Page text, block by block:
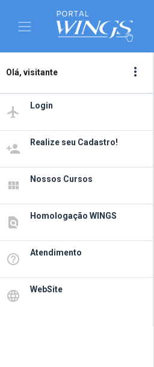
Olá, visitante more_vert
airplanemode_active Login
person_add Realize seu Cadastro!
view_module Nossos Cursos
find_in_page Homologação WINGS
help_outline Atendimento
language WebSite